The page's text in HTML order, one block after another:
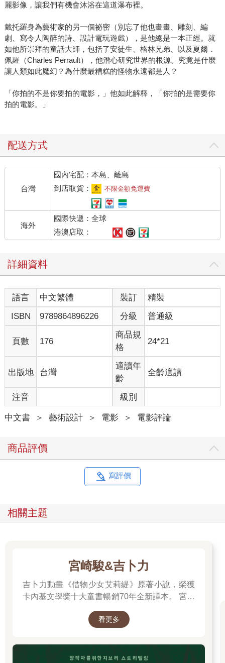
麗影像，讓我們有機會沐浴在這道瀑布裡。
戴托羅身為藝術家的另一個祕密（別忘了他也畫畫、雕刻、編
劇、寫令人陶醉的詩、設計電玩遊戲），是他總是一本正經。就
如他所崇拜的童話大師，包括了安徒生、格林兄弟、以及夏爾．
佩羅（Charles Perrault），他潛心研究世界的根源。究竟是什麼
讓人類如此魔幻？為什麼最糟糕的怪物永遠都是人？
「你拍的不是你要拍的電影，」他如此解釋，「你拍的是需要你
拍的電影。」
配送方式
台灣
國內宅配：本島、離島
到店取貨：
不限金額免運費
海外
國際快遞：全球
港澳店取：
詳細資料
語言 中文繁體 裝訂
精裝
ISBN
9789864896226 分級 普通級
頁數 176
商品規
格
24*21
出版地 台灣
適讀年
齡
全齡適讀
注音 級別
中文書 ＞ 藝術設計 ＞ 電影 ＞ 電影評論
商品評價
寫評價
相關主題
宮崎駿&吉卜力
吉卜力動畫《借物少女艾莉緹》原著小說，榮獲
卡內基文學獎十大童書暢銷70年全新譯本。 宮崎
樣，過著不穩定的生活……我們是借住在這個世
看更多